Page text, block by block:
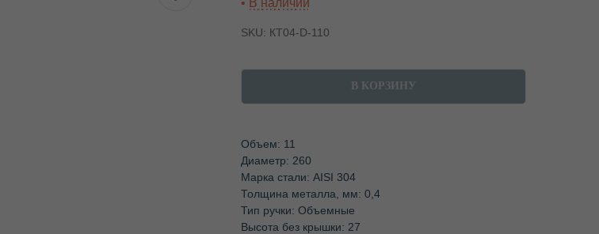
SKU: КТ04-D-110
В КОРЗИНУ
Объем: 11
Диаметр: 260
Марка стали: AISI 304
Толщина металла, мм: 0,4
Тип ручки: Объемные
Высота без крышки: 27